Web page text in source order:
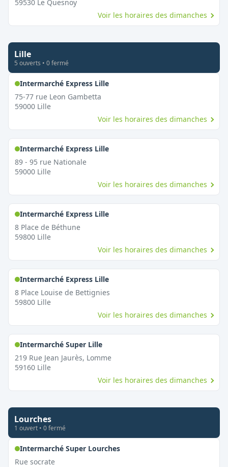
59530 Le Quesnoy
Voir les horaires des dimanches
Lille
5 ouverts • 0fermé
Intermarché Express Lille,
75-77 rue Leon Gambetta
59000 Lille
Voir les horaires des dimanches
Intermarché Express Lille,
89 - 95 rue Nationale
59000 Lille
Voir les horaires des dimanches
Intermarché Express Lille,
8 Place de Béthune
59800 Lille
Voir les horaires des dimanches
Intermarché Express Lille,
8 Place Louise de Bettignies
59800 Lille
Voir les horaires des dimanches
Intermarché Super Lille,
219 Rue Jean Jaurès, Lomme
59160 Lille
Voir les horaires des dimanches
Lourches
1 ouvert • 0fermé
Intermarché Super Lourches,
Rue socrate